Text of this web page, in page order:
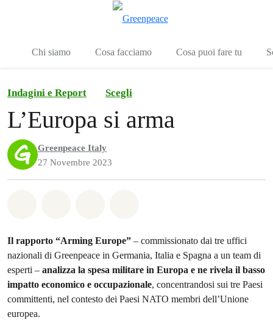
Chi siamo Cosa facciamo Cosa puoi fare tu
Indagini e Report Scegli
L’Europa si arma
Greenpeace Italy
27 Novembre 2023
Il rapporto “Arming Europe” – commissionato dai tre uffici
nazionali di Greenpeace in Germania, Italia e Spagna a un team di
esperti – analizza la spesa militare in Europa e ne rivela il basso
impatto economico e occupazionale, concentrandosi sui tre Paesi
committenti, nel contesto dei Paesi NATO membri dell’Unione
europea.